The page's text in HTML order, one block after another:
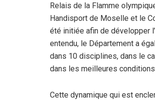
Relais de la Flamme
Handisport de Moselle et le
été initiée afin de développer
entendu, le Département a
dans 10 disciplines, dans le
dans les meilleures
Cette dynamique qui est